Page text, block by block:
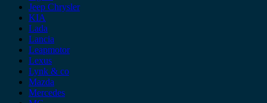
Jeep Chrysler
KIA
Lada
Lancia
Leapmotor
Lexus
Lynk & co
Mazda
Mercedes